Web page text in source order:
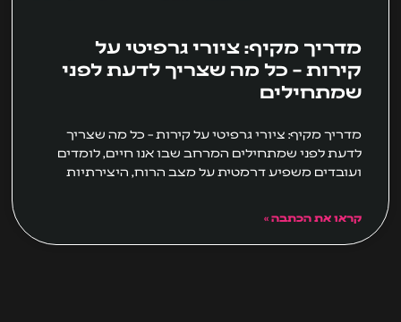
מדריך מקיף: ציורי גרפיטי על
קירות – כל מה שצריך לדעת לפני
שמתחילים
מדריך מקיף: ציורי גרפיטי על קירות – כל מה שצריך
לדעת לפני שמתחילים המרחב שבו אנו חיים, לומדים
ועובדים משפיע דרמטית על מצב הרוח, היצירתיות
קראו את הכתבה »